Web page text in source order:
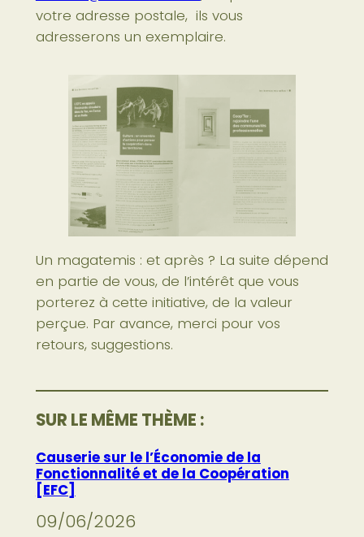
votre adresse postale, ils vous
adresserons un exemplaire.
Un magatemis : et après ? La suite dépend
en partie de vous, de l’intérêt que vous
porterez à cette initiative, de la valeur
perçue. Par avance, merci pour vos
retours, suggestions.
SUR LE MÊME THÈME :
Causerie sur le l’Économie de la
Fonctionnalité et de la Coopération
[EFC]
09/06/2026